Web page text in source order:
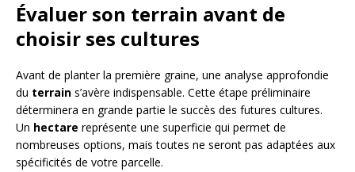
Évaluer son terrain avant de
choisir ses cultures
Avant de planter la première graine, une analyse approfondie
du terrain s’avère indispensable. Cette étape préliminaire
déterminera en grande partie le succès des futures cultures.
Un hectare représente une superficie qui permet de
nombreuses options, mais toutes ne seront pas adaptées aux
spécificités de votre parcelle.